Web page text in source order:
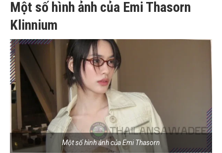
Một số hình ảnh của Emi Thasorn
Klinnium
Một số hình ảnh của Emi Thasorn